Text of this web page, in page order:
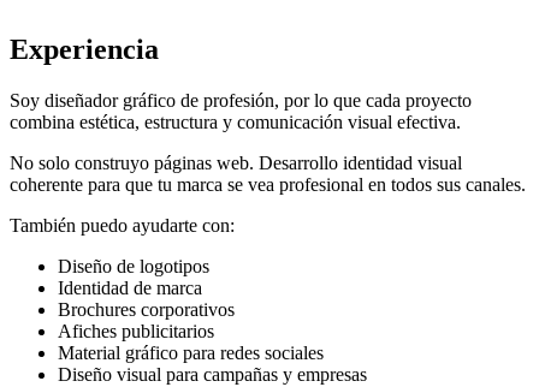
Experiencia
Soy diseñador gráfico de profesión, por lo que cada proyecto
combina estética, estructura y comunicación visual efectiva.
No solo construyo páginas web. Desarrollo identidad visual
coherente para que tu marca se vea profesional en todos sus canales.
También puedo ayudarte con:
Diseño de logotipos
Identidad de marca
Brochures corporativos
Afiches publicitarios
Material gráfico para redes sociales
Diseño visual para campañas y empresas